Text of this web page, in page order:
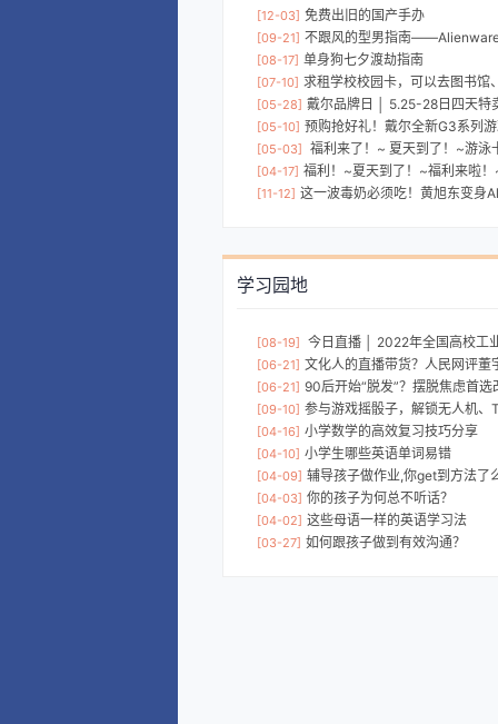
[12-03] 免费出旧的国产手办
[09-21] 不跟风的型男指南
[08-17] 单身狗七夕渡劫指南
[07-10] 求租学校校园卡，可以去图书馆
[05-28] 戴尔品牌日 │ 5.25-28日四天特
[05-10] 预购抢好礼！戴尔全新G3系列
[05-03] 福利来了！~ 夏天到了！~游泳卡便
[04-17] 福利！~夏天到了！~福利来啦！~游
[11-12] 这一波毒奶必须吃！黄旭东变身Alienware首席电
学习园地
[08-19] 今日直播 │ 2022年全国高校工业自动
[06-21] 文化人的直播带货？人民网评董
[06-21] 90后开始“脱发”？摆脱焦虑首选
[09-10] 参与游戏摇骰子，解锁无人机、
[04-16] 小学数学的高效复习技巧分享
[04-10] 小学生哪些英语单词易错
[04-09] 辅导孩子做作业,你get到方法了
[04-03] 你的孩子为何总不听话？
[04-02] 这些母语一样的英语学习法
[03-27] 如何跟孩子做到有效沟通？